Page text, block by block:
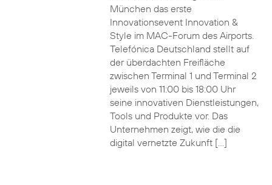
München das erste
Innovationsevent Innovation &
Style im MAC-Forum des Airports.
Telefónica Deutschland stellt auf
der überdachten Freifläche
zwischen Terminal 1 und Terminal 2
jeweils von 11:00 bis 18:00 Uhr
seine innovativen Dienstleistungen,
Tools und Produkte vor. Das
Unternehmen zeigt, wie die die
digital vernetzte Zukunft […]